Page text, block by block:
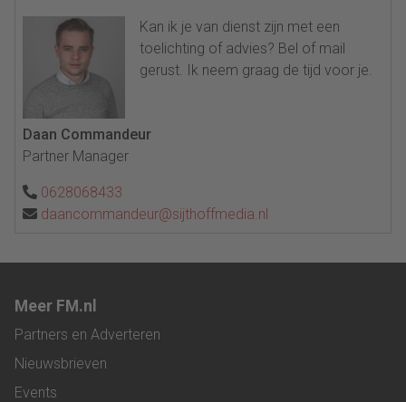
Kan ik je van dienst zijn met een
toelichting of advies? Bel of mail
gerust. Ik neem graag de tijd voor je.
Daan Commandeur
Partner Manager
0628068433
daancommandeur@sijthoffmedia.nl
Meer FM.nl
Partners en Adverteren
Nieuwsbrieven
Events